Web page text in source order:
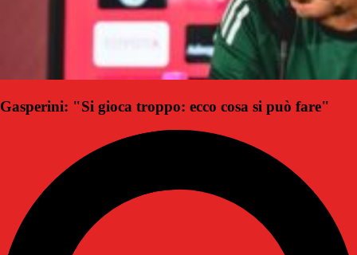
Gasperini: "Si gioca troppo: ecco cosa si può fare"